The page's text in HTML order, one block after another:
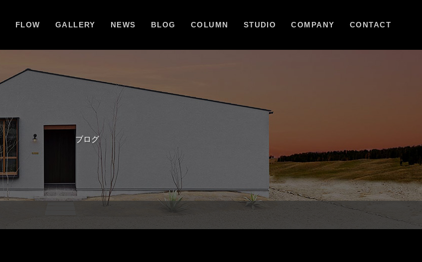
FLOW GALLERY NEWS BLOG COLUMN STUDIO COMPANY CONTACT
ブログ